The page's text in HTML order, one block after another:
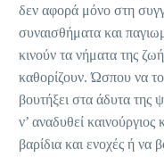
δεν αφορά μόνο στη
συναισθήματα και
κινούν τα νήματα της
καθορίζουν. Ώσπου να
βουτήξει στα άδυτα της
ν’ αναδυθεί
βαρίδια και ενοχές ή να